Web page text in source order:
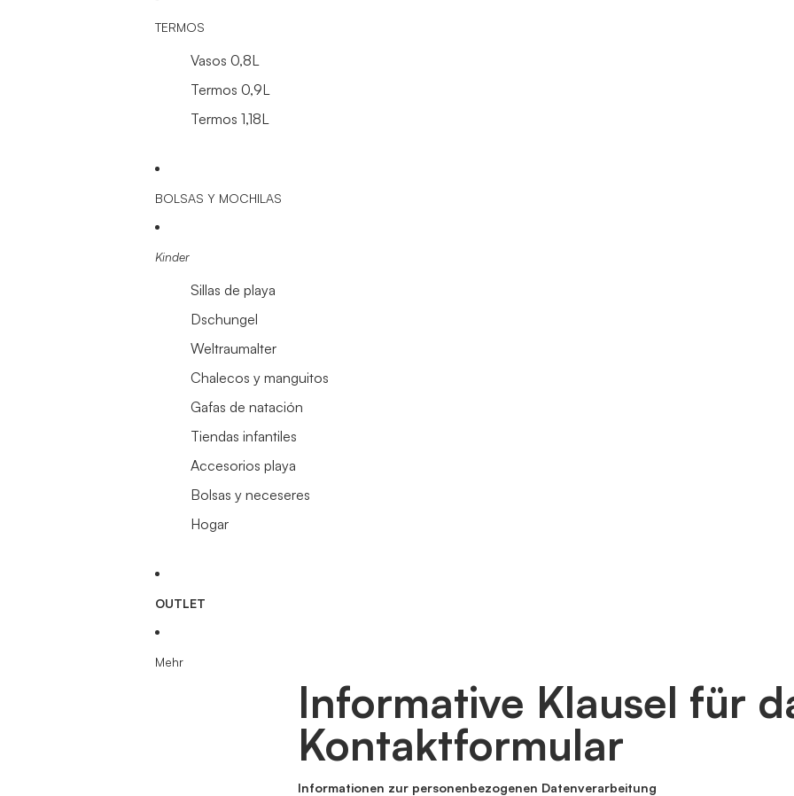
TERMOS
Vasos 0,8L
Termos 0,9L
Termos 1,18L
BOLSAS Y MOCHILAS
Kinder
Sillas de playa
Dschungel
Weltraumalter
Chalecos y manguitos
Gafas de natación
Tiendas infantiles
Accesorios playa
Bolsas y neceseres
Hogar
OUTLET
Mehr
Informative Klausel für
Kontaktformular
Informationen zur personenbezogenen Datenverarbeitung